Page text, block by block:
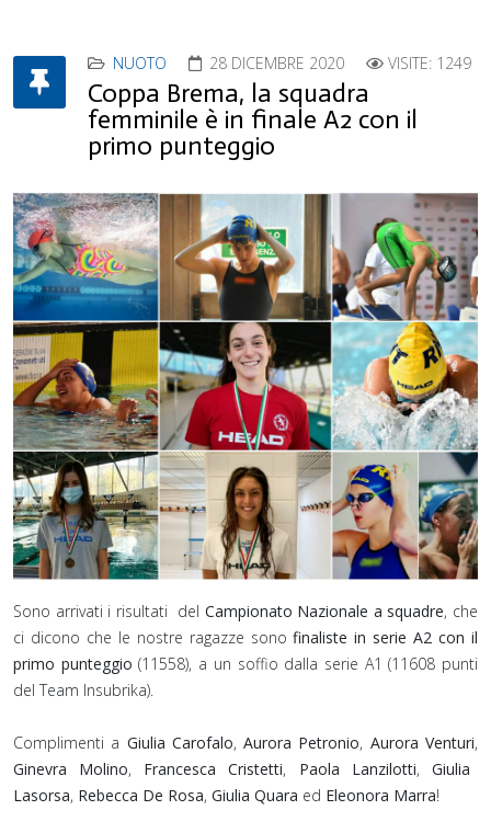
NUOTO 28 DICEMBRE 2020 VISITE: 1249
Coppa Brema, la squadra
femminile è in finale A2 con il
primo punteggio
Sono arrivati i risultati del Campionato Nazionale a squadre, che
ci dicono che le nostre ragazze sonofinaliste in serie A2 con il
primo punteggio (11558), a un soffio dalla serie A1 (11608 punti
del Team Insubrika).
Complimenti a Giulia Carofalo, Aurora Petronio, Aurora Venturi,
Ginevra Molino, Francesca Cristetti, Paola Lanzilotti, Giulia
Lasorsa, Rebecca De Rosa, Giulia Quara ed Eleonora Marra!